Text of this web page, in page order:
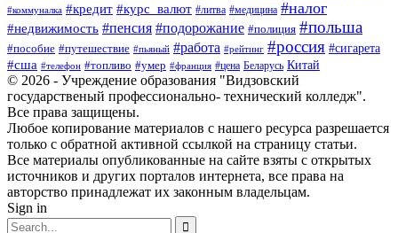
#коммуналка #кредит #курс_валют #литва #медицина #налог
#недвижимость #пенсия #подорожание #полиция #польша
#пособие #путешествие #пьяный #работа #рейтинг #россия #сигарета
#сша #телефон #топливо #умер #франция #цена Беларусь Китай
© 2026 - Учреждение образования "Видзовский
государственый профессионально- технический колледж".
Все права защищены.
Любое копирование материалов с нашего ресурса разрешается
только с обратной активной ссылкой на страницу статьи.
Все материалы опубликованные на сайте взяты с открытых
источников и других порталов интернета, все права на
авторство принадлежат их законным владельцам.
Sign in